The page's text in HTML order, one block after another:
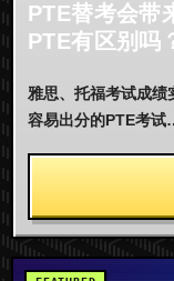
PTE替考会带
PTE有区别吗
雅思、托福考试成绩
容易出分的PTE考